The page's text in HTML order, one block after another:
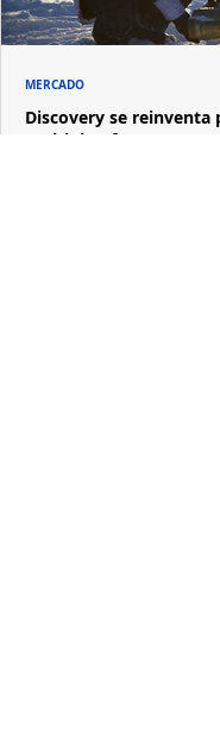
Discovery se reinventa
multiplataforma e
MERCADO